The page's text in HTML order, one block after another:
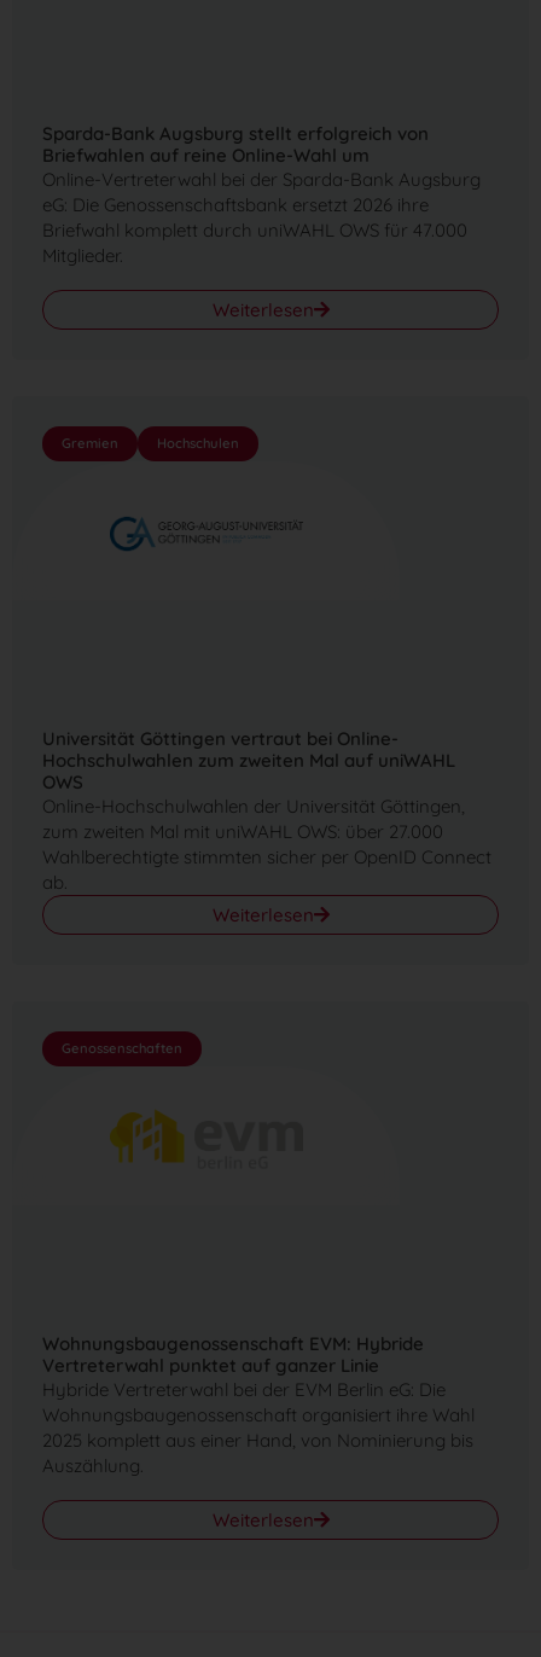
Sparda-Bank Augsburg stellt erfolgreich von
Briefwahlen auf reine Online-Wahl um
Online-Vertreterwahl bei der Sparda-Bank Augsburg
eG: Die Genossenschaftsbank ersetzt 2026 ihre
Briefwahl komplett durch uniWAHL OWS für 47.000
Mitglieder.
Weiterlesen
Gremien Hochschulen
Universität Göttingen vertraut bei Online-
Hochschulwahlen zum zweiten Mal auf uniWAHL
OWS
Online-Hochschulwahlen der Universität Göttingen,
zum zweiten Mal mit uniWAHL OWS: über 27.000
Wahlberechtigte stimmten sicher per OpenID Connect
ab.
Weiterlesen
Genossenschaften
Wohnungsbaugenossenschaft EVM: Hybride
Vertreterwahl punktet auf ganzer Linie
Hybride Vertreterwahl bei der EVM Berlin eG: Die
Wohnungsbaugenossenschaft organisiert ihre Wahl
2025 komplett aus einer Hand, von Nominierung bis
Auszählung.
Weiterlesen